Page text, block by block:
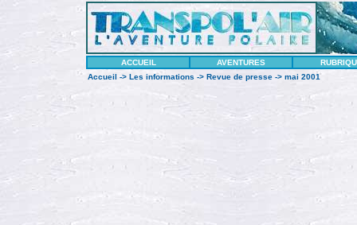
ACCUEIL AVENTURES
Accueil -> Les informations -> Revue de presse -> mai 2001